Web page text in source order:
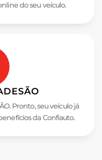
do seu veículo.
Pronto, seu veículo já
da Confiauto.